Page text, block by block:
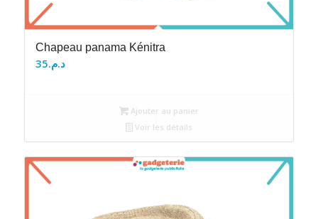
Chapeau panama Kénitra
د.م.35
Ajouter au panier
Voir les détails